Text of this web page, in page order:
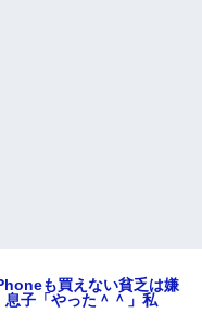
も買えない貧乏は嫌
子「やった＾＾」私